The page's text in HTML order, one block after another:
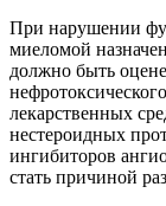
При нарушении
миеломой
должно быть
лекарственных
нестероидных
ингибиторов
стать причиной